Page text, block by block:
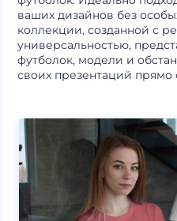
ваших дизайнов без
коллекции, созданной с
универсальностью,
футболок, модели и
своих презентаций прямо